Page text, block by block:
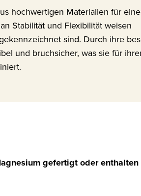
hochwertigen Materialien für eine
Stabilität und Flexibilität weisen
sind. Durch ihre
und bruchsicher, was sie für
gefertigt oder